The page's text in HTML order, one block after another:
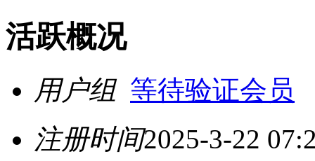
活跃概况
用户组 等待验证会员
注册时间2025-3-22